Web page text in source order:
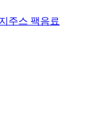
주스 팩음료